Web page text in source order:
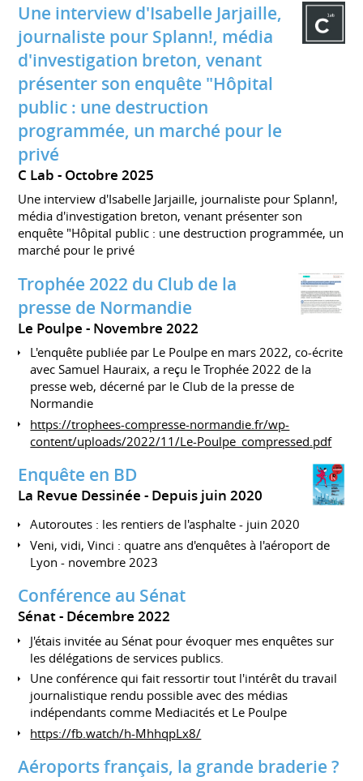
Une interview d'Isabelle Jarjaille,
journaliste pour Splann!, média
d'investigation breton, venant
présenter son enquête "Hôpital
public : une destruction
programmée, un marché pour le
privé
C Lab Octobre 2025
Une interview d'Isabelle Jarjaille, journaliste pour Splann!,
média d'investigation breton, venant présenter son
enquête "Hôpital public : une destruction programmée, un
marché pour le privé
Trophée 2022 du Club de la
presse de Normandie
Le Poulpe Novembre 2022
L'enquête publiée par Le Poulpe en mars 2022, co-écrite
avec Samuel Hauraix, a reçu le Trophée 2022 de la
presse web, décerné par le Club de la presse de
Normandie
https://trophees-compresse-normandie.fr/wp-
content/uploads/2022/11/Le-Poulpe_compressed.pdf
Enquête en BD
La Revue Dessinée Depuis juin 2020
Autoroutes : les rentiers de l'asphalte - juin 2020
Veni, vidi, Vinci : quatre ans d'enquêtes à l'aéroport de
Lyon - novembre 2023
Conférence au Sénat
Sénat Décembre 2022
J'étais invitée au Sénat pour évoquer mes enquêtes sur
les délégations de services publics.
Une conférence qui fait ressortir tout l'intérêt du travail
journalistique rendu possible avec des médias
indépendants comme Mediacités et Le Poulpe
https://fb.watch/h-MhhqpLx8/
Aéroports français, la grande braderie ?